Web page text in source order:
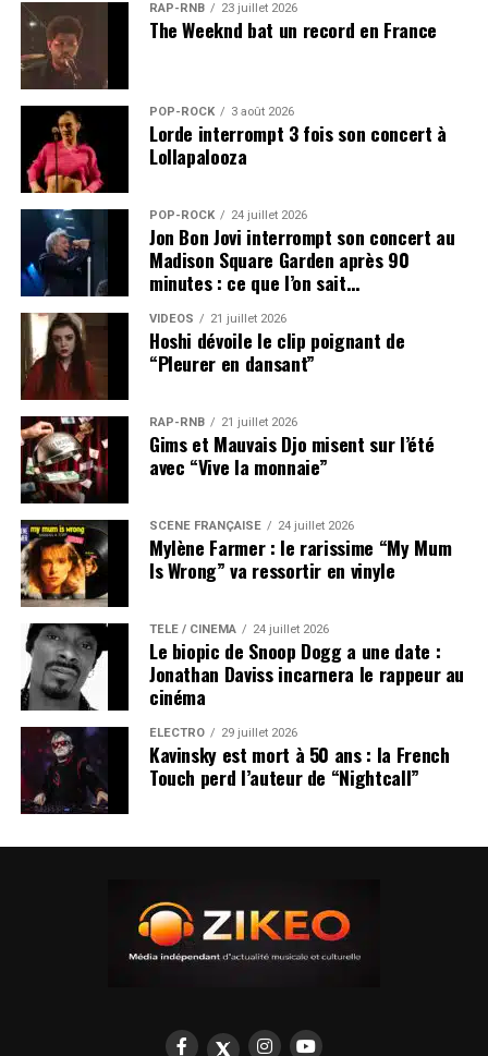
RAP-RNB 23 juillet 2026
The Weeknd bat un record en France
POP-ROCK 3 août 2026
Lorde interrompt 3 fois son concert à
Lollapalooza
POP-ROCK 24 juillet 2026
Jon Bon Jovi interrompt son concert au
Madison Square Garden après 90
minutes : ce que l’on sait…
VIDEOS 21 juillet 2026
Hoshi dévoile le clip poignant de
“Pleurer en dansant”
RAP-RNB 21 juillet 2026
Gims et Mauvais Djo misent sur l’été
avec “Vive la monnaie”
SCÈNE FRANÇAISE 24 juillet 2026
Mylène Farmer : le rarissime “My Mum
Is Wrong” va ressortir en vinyle
TÉLÉ / CINÉMA 24 juillet 2026
Le biopic de Snoop Dogg a une date :
Jonathan Daviss incarnera le rappeur au
cinéma
ÉLECTRO 29 juillet 2026
Kavinsky est mort à 50 ans : la French
Touch perd l’auteur de “Nightcall”